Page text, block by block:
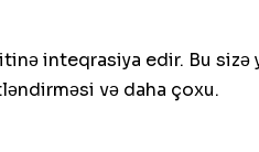
inteqrasiya edir. Bu sizə
və daha çoxu.